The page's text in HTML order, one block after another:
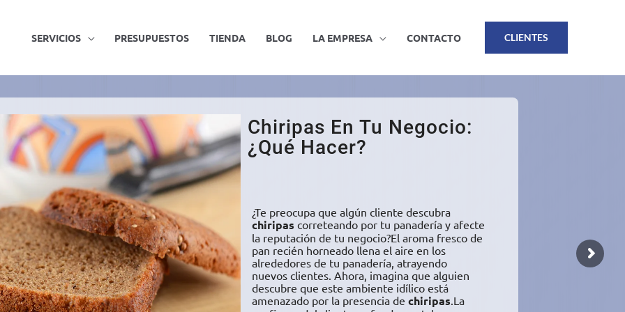
SERVICIOS PRESUPUESTOS TIENDA BLOG LA EMPRESA CONTACTO CLIENTES
¿Te preocupa que algún cliente descubra
chiripas correteando por tu panadería y afecte
la reputación de tu negocio?El aroma fresco de
pan recién horneado llena el aire en los
alrededores de tu panadería, atrayendo
nuevos clientes. Ahora, imagina que alguien
descubre que este ambiente idílico está
amenazado por la presencia de chiripas .La
Chiripas En Tu Negocio:
¿Qué Hacer?